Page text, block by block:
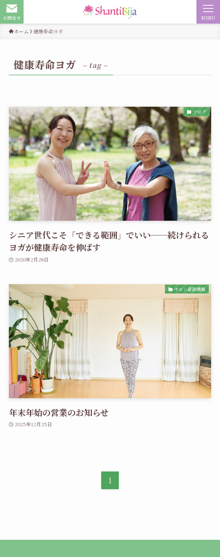
お問合せ MENU
ホーム 健康寿命ヨガ
健康寿命ヨガ – tag –
ブログ
シニア世代こそ「できる範囲」でいい──続けられる
ヨガが健康寿命を伸ばす
2026年2月28日
サロン最新情報
年末年始の営業のお知らせ
2025年12月25日
1